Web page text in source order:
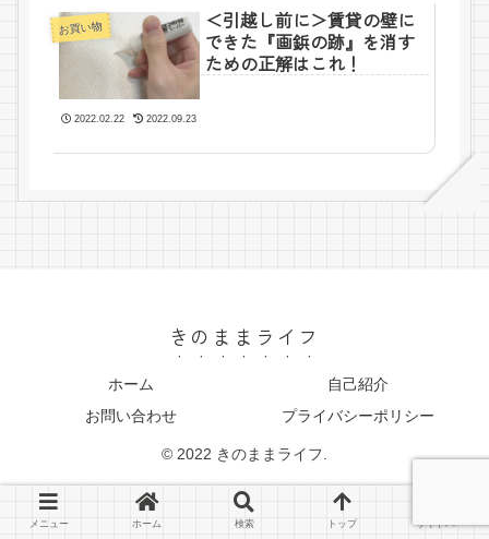
お買い物
＜引越し前に＞賃貸の壁に
できた『画鋲の跡』を消す
ための正解はこれ！
2022.02.22 2022.09.23
きのままライフ
ホーム
自己紹介
お問い合わせ
プライバシーポリシー
© 2022 きのままライフ.
メニュー ホーム 検索 トップ サイドバー